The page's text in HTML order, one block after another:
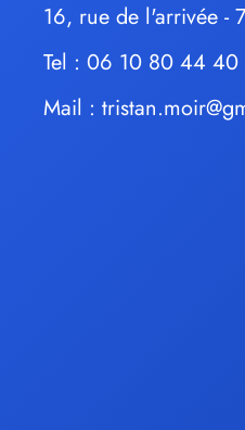
16, rue de l'arrivée -
Tel : 06 10 80 44 40
Mail :